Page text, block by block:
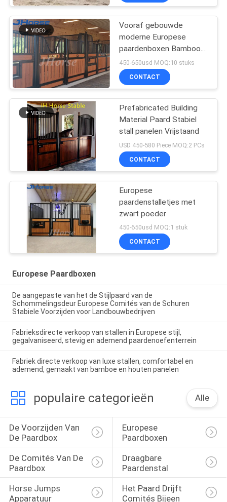
Vooraf gebouwde
moderne Europese
paardenboxen Bamboo
Infill Optioneel
450-650usd MOQ:10 stuks
CONTACT
Prefabricated Building
Material Paard Stabiel
stall panelen Vrijstaand
USD 450-580 Piece MOQ:2 PCs
CONTACT
Europese
paardenstalletjes met
zwart poeder
450-650usd MOQ:1 stuk
CONTACT
Europese Paardboxen
De aangepaste van het de Stijlpaard van de
Schommelingsdeur Europese Comités van de Schuren
Stabiele Voorzijden voor Landbouwbedrijven
Fabrieksdirecte verkoop van stallen in Europese stijl,
gegalvaniseerd, stevig en ademend paardenoefenterrein
Fabriek directe verkoop van luxe stallen, comfortabel en
ademend, gemaakt van bamboe en houten panelen
populaire categorieën Alle
De Voorzijden Van
De Paardbox
Europese
Paardboxen
De Comités Van De
Paardbox
Draagbare
Paardenstal
Horse Jumps
Apparatuur
Het Paard Drijft
Comités Bijeen